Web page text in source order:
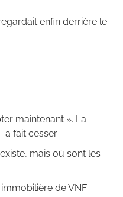
enfin derrière le
maintenant ». La
a fait cesser
mais où sont les
de VNF